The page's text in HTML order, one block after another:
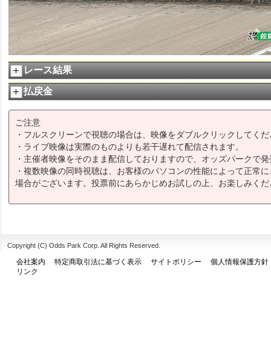
Video
レース結果
払戻金
ご注意
・フルスクリーンで視聴の場合は、映像をダブルクリックしてく
・ライブ映像は実際のものよりも若干遅れて配信されます。
・主催者映像をそのまま配信しておりますので、オッズパークで
・複数映像の同時視聴は、お客様のパソコンの性能によって正常
場合がございます。投票前にあらかじめお試しの上、お楽しみく
Copyright (C) Odds Park Corp. All Rights Reserved.
会社案内 特定商取引法に基づく表示 サイトポリシー
個人情報保護方針
リンク